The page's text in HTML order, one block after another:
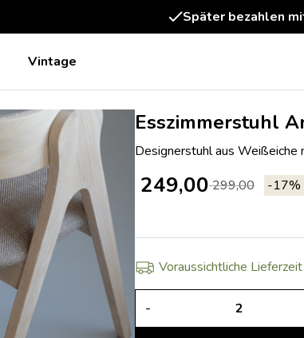
Später bezahlen
Vintage
Esszimmerstuhl
Designerstuhl aus Weißeiche
-17%
299,00
249,00
Voraussichtliche
-